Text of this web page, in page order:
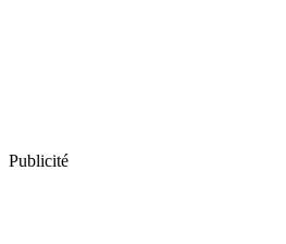
Publicité